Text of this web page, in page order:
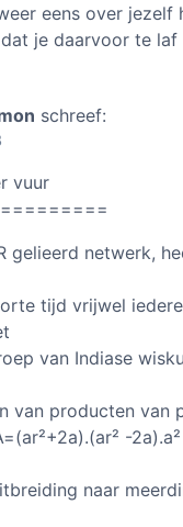
eens over jezelf
je daarvoor te laf
schreef:
vuur
gelieerd netwerk,
tijd vrijwel
van Indiase
van producten van
-
naar